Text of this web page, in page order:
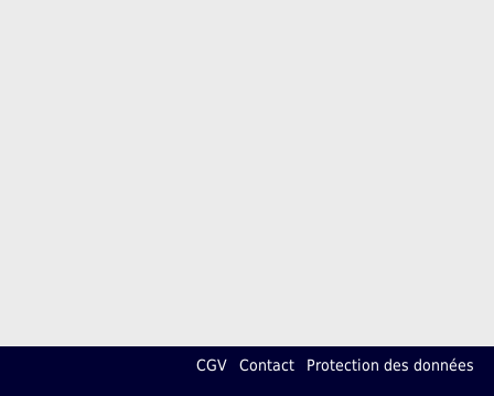
CGV Contact Protection des données